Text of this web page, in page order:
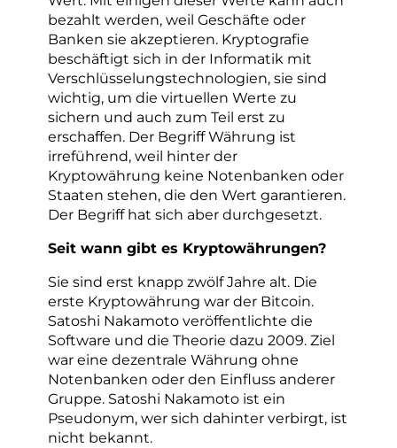
bezahlt werden, weil Geschäfte oder
Banken sie akzeptieren. Kryptografie
beschäftigt sich in der Informatik mit
Verschlüsselungstechnologien, sie sind
wichtig, um die virtuellen Werte zu
sichern und auch zum Teil erst zu
erschaffen. Der Begriff Währung ist
irreführend, weil hinter der
Kryptowährung keine Notenbanken oder
Staaten stehen, die den Wert garantieren.
Der Begriff hat sich aber durchgesetzt.
Seit wann gibt es Kryptowährungen?
Sie sind erst knapp zwölf Jahre alt. Die
erste Kryptowährung war der Bitcoin.
Satoshi Nakamoto veröffentlichte die
Software und die Theorie dazu 2009. Ziel
war eine dezentrale Währung ohne
Notenbanken oder den Einfluss anderer
Gruppe. Satoshi Nakamoto ist ein
Pseudonym, wer sich dahinter verbirgt, ist
nicht bekannt.